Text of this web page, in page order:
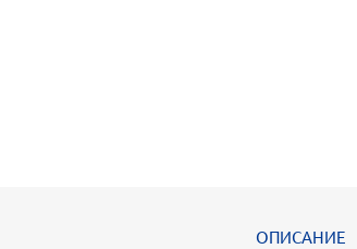
ОПИСАНИЕ